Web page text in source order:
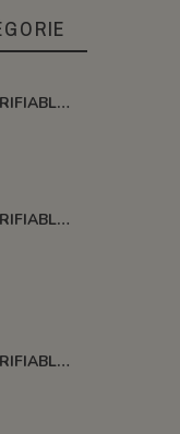
COULEUR VITRIFIABLE DÉCOR SANS PLOMB JAUNE VA105
COULEUR VITRIFIABLE DÉCOR SANS PLOMB GRIS VA116
COULEUR VITRIFIABLE DÉCOR SANS PLOMB CHOCOLAT VA109